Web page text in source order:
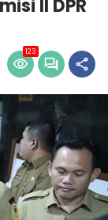
II DPR
123